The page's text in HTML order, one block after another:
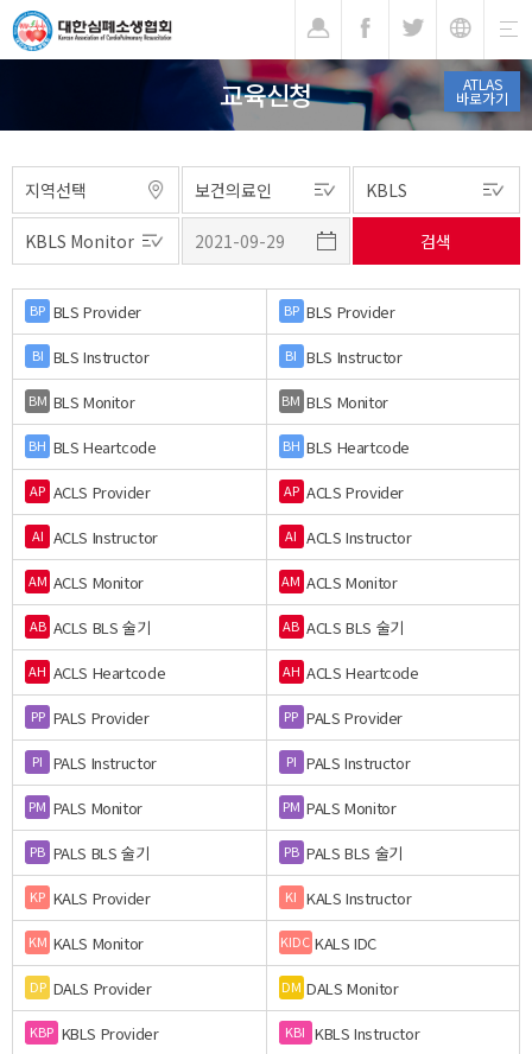
ATLAS
바로가기
교육신청
BP BLS Provider BP BLS Provider
BI BLS Instructor BI BLS Instructor
BM BLS Monitor BM BLS Monitor
BH BLS Heartcode BH BLS Heartcode
AP ACLS Provider AP ACLS Provider
AI ACLS Instructor AI ACLS Instructor
AM ACLS Monitor AM ACLS Monitor
AB ACLS BLS 술기 AB ACLS BLS 술기
AH ACLS Heartcode AH ACLS Heartcode
PP PALS Provider PP PALS Provider
PI PALS Instructor PI PALS Instructor
PM PALS Monitor PM PALS Monitor
PB PALS BLS 술기 PB PALS BLS 술기
KP KALS Provider KI KALS Instructor
KM KALS Monitor KIDC KALS IDC
DP DALS Provider DM DALS Monitor
KBP KBLS Provider KBI KBLS Instructor